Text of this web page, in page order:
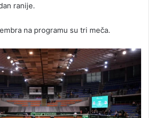
ranije.
na programu su tri meča.